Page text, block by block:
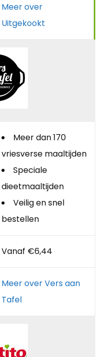
Meer over
Uitgekookt
Meer dan 170
vriesverse maaltijden
Speciale
dieetmaaltijden
Veilig en snel
bestellen
Vanaf €6,44
Meer over Vers aan
Tafel